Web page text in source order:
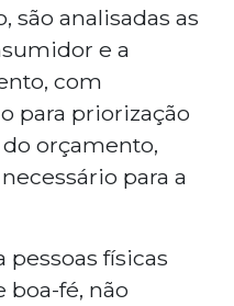
a
com análise
de plano
a
fé e requer
(67) 2020-
opção 6. O
ocorre na Rua
nº 377,
são analisadas as
e a
com
para priorização
orçamento,
para a
pessoas físicas
fé, não